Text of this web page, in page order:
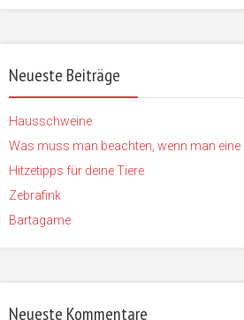
Neueste Beiträge
Hausschweine
Was muss man beachten, wenn man eine
Hitzetipps für deine Tiere
Zebrafink
Bartagame
Neueste Kommentare